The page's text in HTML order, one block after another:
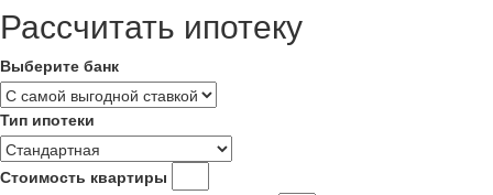
Рассчитать ипотеку
Выберите банк
Тип ипотеки
Стоимость квартиры